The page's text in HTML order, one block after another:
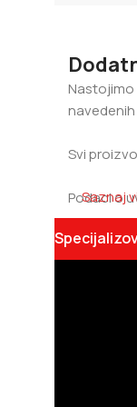
Nastojimo
Svi
Podaci o
Saznaj